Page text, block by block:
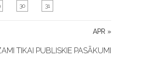
APR »
30 31
TIKAI PUBLISKIE PASĀKUMI